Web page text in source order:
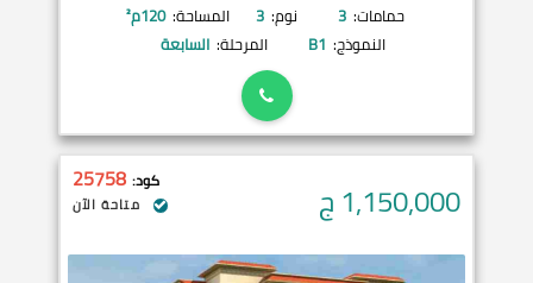
حمامات: 3 نوم: 3 المساحة: 120م²
النموذج: B1 المرحلة: السابعة
1,150,000ج كود: 25758
متاحة الآن